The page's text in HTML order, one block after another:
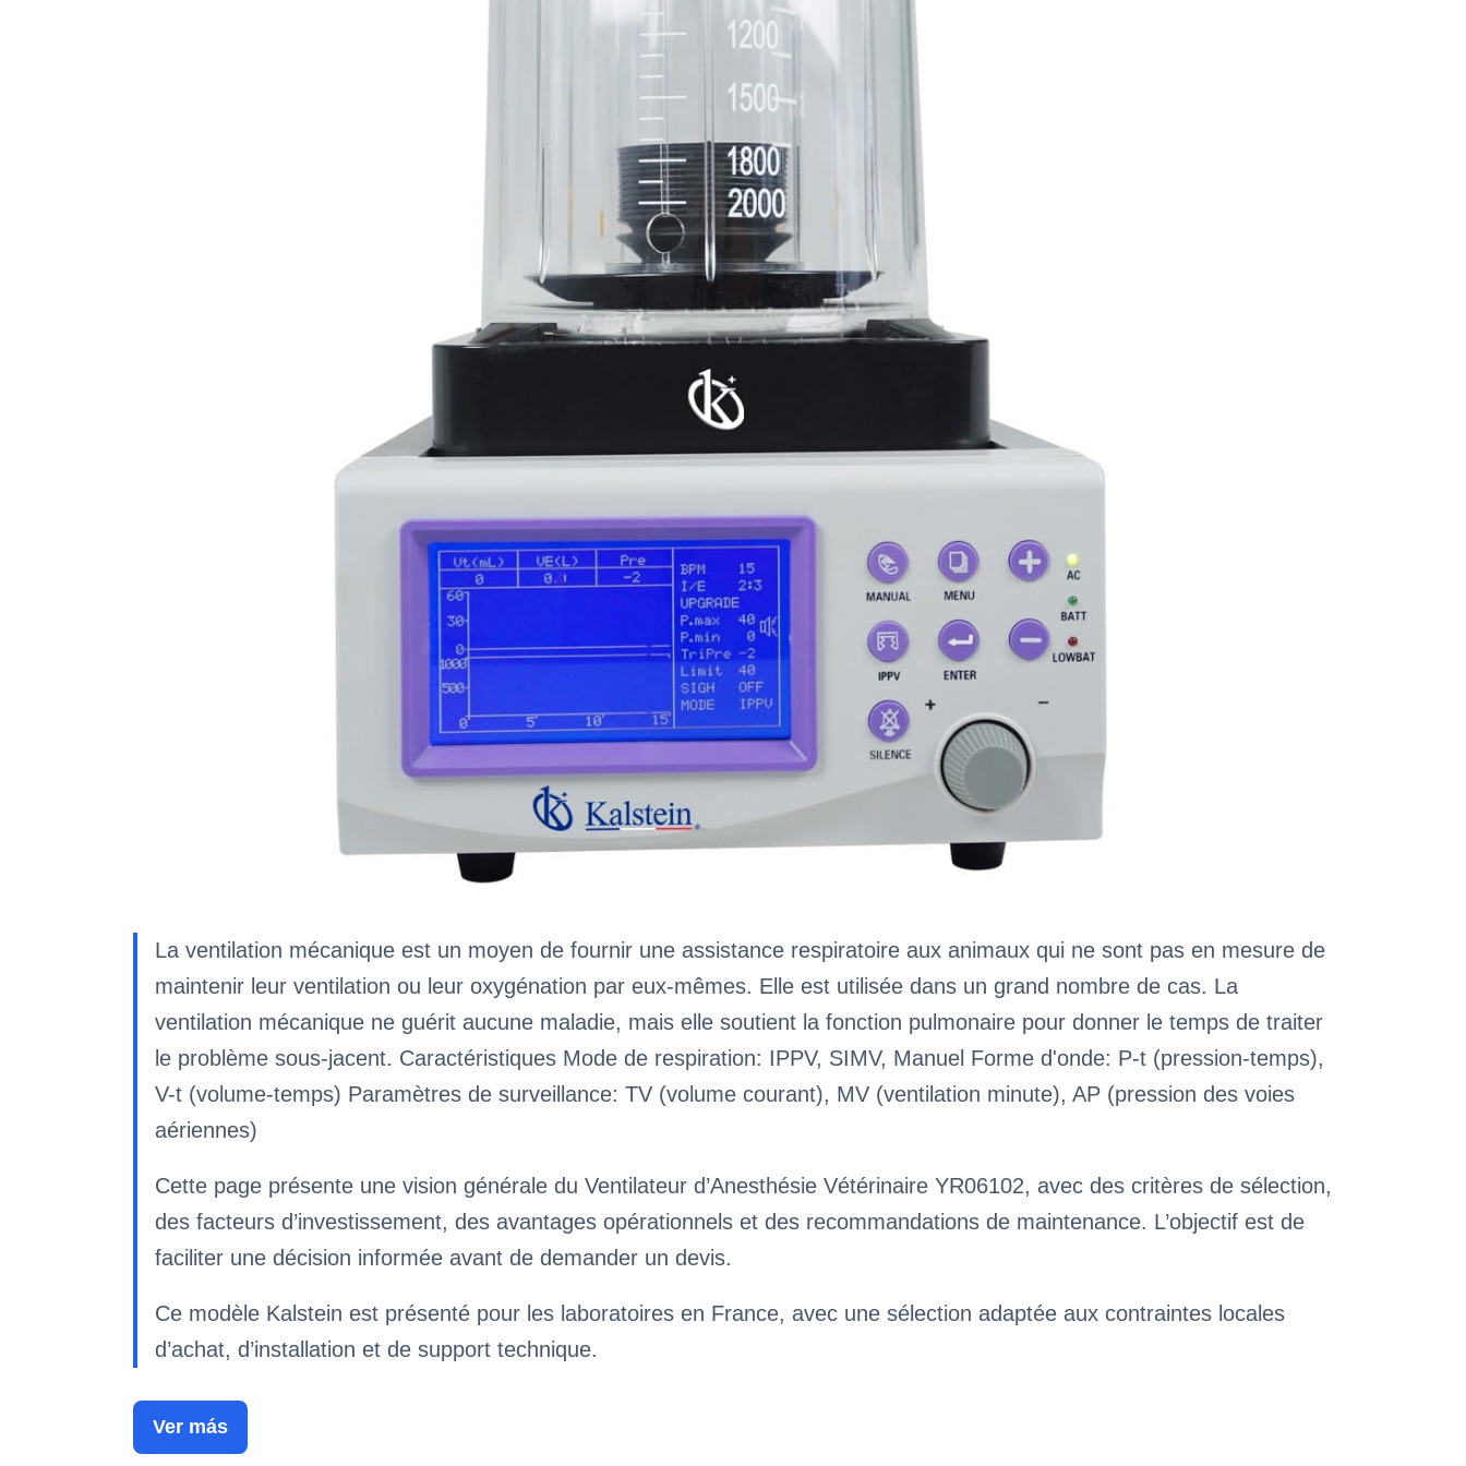
La ventilation mécanique est un moyen de fournir une assistance respiratoire aux animaux qui ne sont pas en mesure de
maintenir leur ventilation ou leur oxygénation par eux-mêmes. Elle est utilisée dans un grand nombre de cas. La
ventilation mécanique ne guérit aucune maladie, mais elle soutient la fonction pulmonaire pour donner le temps de traiter
le problème sous-jacent. Caractéristiques Mode de respiration: IPPV, SIMV, Manuel Forme d'onde: P-t (pression-temps),
V-t (volume-temps) Paramètres de surveillance: TV (volume courant), MV (ventilation minute), AP (pression des voies
aériennes)
Cette page présente une vision générale du Ventilateur d’Anesthésie Vétérinaire YR06102, avec des critères de sélection,
des facteurs d’investissement, des avantages opérationnels et des recommandations de maintenance. L’objectif est de
faciliter une décision informée avant de demander un devis.
Ce modèle Kalstein est présenté pour les laboratoires en France, avec une sélection adaptée aux contraintes locales
d’achat, d’installation et de support technique.
Ver más